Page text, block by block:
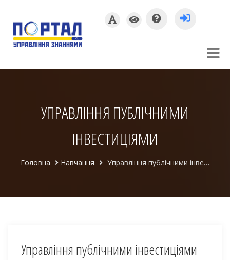
УПРАВЛІННЯ ПУБЛІЧНИМИ
ІНВЕСТИЦІЯМИ
Головна Навчання Управління публічними інвестиціями
Управління публічними інвестиціями